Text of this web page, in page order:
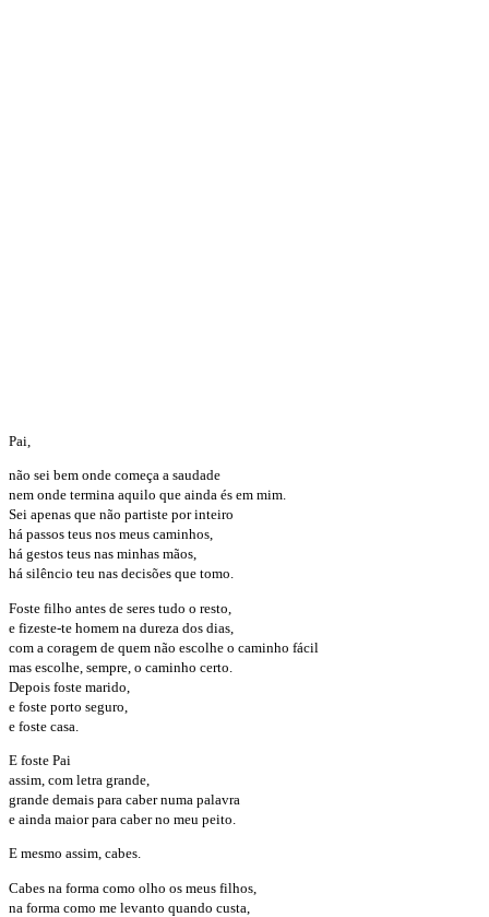
Pai,
não sei bem onde começa a saudade
nem onde termina aquilo que ainda és em mim.
Sei apenas que não partiste por inteiro
há passos teus nos meus caminhos,
há gestos teus nas minhas mãos,
há silêncio teu nas decisões que tomo.
Foste filho antes de seres tudo o resto,
e fizeste-te homem na dureza dos dias,
com a coragem de quem não escolhe o caminho fácil
mas escolhe, sempre, o caminho certo.
Depois foste marido,
e foste porto seguro,
e foste casa.
E foste Pai
assim, com letra grande,
grande demais para caber numa palavra
e ainda maior para caber no meu peito.
E mesmo assim, cabes.
Cabes na forma como olho os meus filhos,
na forma como me levanto quando custa,